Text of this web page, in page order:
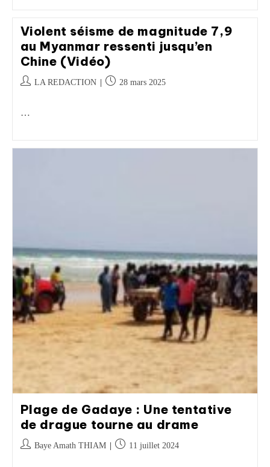
Violent séisme de magnitude 7,9
au Myanmar ressenti jusqu’en
Chine (Vidéo)
LA REDACTION 28 mars 2025
…
Plage de Gadaye : Une tentative
de drague tourne au drame
Baye Amath THIAM 11 juillet 2024